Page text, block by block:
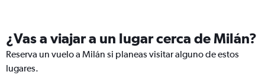
¿Vas a viajar a un lugar cerca de Milán?
Reserva un vuelo a Milán si planeas visitar alguno de estos
lugares.